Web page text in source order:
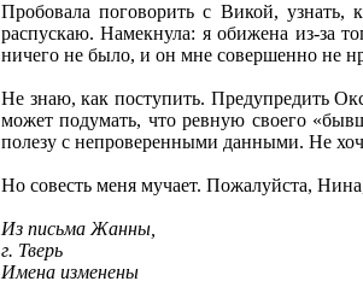
Пробовала поговорить с Викой,
распускаю. Намекнула: я обижена из-за
ничего не было, и он мне совершенно не
Не знаю, как поступить. Предупредить
может подумать, что ревную своего
полезу с непроверенными данными. Не
Но совесть меня мучает. Пожалуйста,
Из письма Жанны,
г. Тверь
Имена изменены